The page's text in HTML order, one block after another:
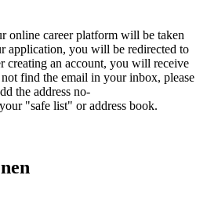
online career platform will be taken
application, you will be redirected to
creating an account, you will receive
find the email in your inbox, please
the address no-
"safe list" or address book.